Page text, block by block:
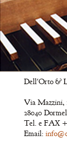
Dell'Orto &
Via Mazzini,
28040
Tel. e FAX
Email: